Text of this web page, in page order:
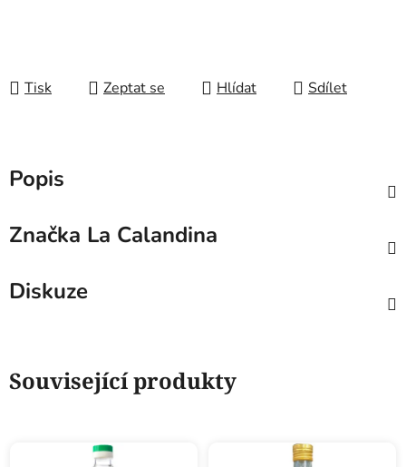
Tisk Zeptat se Hlídat Sdílet
Popis
Značka La Calandina
Diskuze
Související produkty